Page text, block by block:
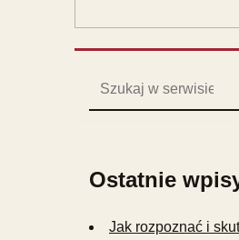
Ostatnie
Jak rozpoznać i